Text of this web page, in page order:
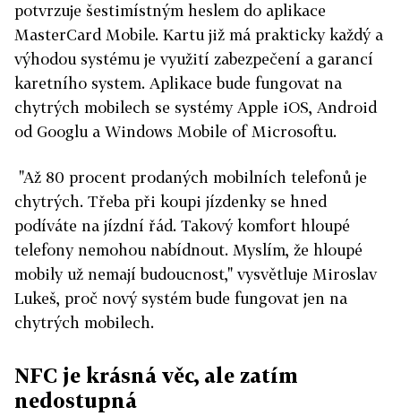
potvrzuje šestimístným heslem do aplikace
MasterCard Mobile. Kartu již má prakticky každý a
výhodou systému je využití zabezpečení a garancí
karetního system. Aplikace bude fungovat na
chytrých mobilech se systémy Apple iOS, Android
od Googlu a Windows Mobile of Microsoftu.
"Až 80 procent prodaných mobilních telefonů je
chytrých. Třeba při koupi jízdenky se hned
podíváte na jízdní řád. Takový komfort hloupé
telefony nemohou nabídnout. Myslím, že hloupé
mobily už nemají budoucnost," vysvětluje Miroslav
Lukeš, proč nový systém bude fungovat jen na
chytrých mobilech.
NFC je krásná věc, ale zatím
nedostupná